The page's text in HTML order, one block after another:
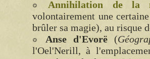
Annihilation de la
volontairement une
brûler sa magie), au risque
Anse d'Evorë (
l'Oel'Nerill, à